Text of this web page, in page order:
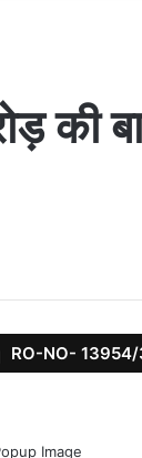
की
RO-NO-